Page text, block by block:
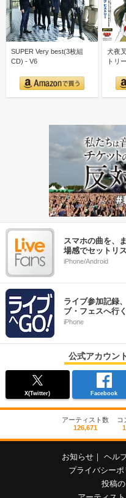
SUPER Very best(3枚組
CD) - V6
犬夜
トリ
スマホの曲を、
場感でセットリ
iPhone/Android
ライブ参加記録
ブ・フェスへ行
iPhone
公式アカウン
X(Twitter) Facebook
アーティスト数
126,671
コ
お知らせ ヘル
プライバシーポ
投稿